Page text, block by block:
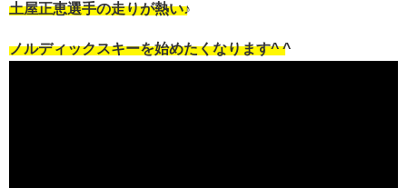
土屋正恵選手の走りが熱い♪
ノルディックスキーを始めたくなります^ ^